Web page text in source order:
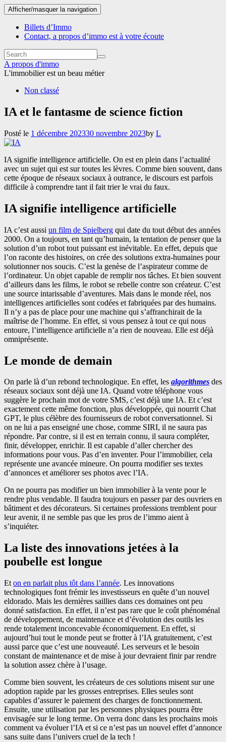
Afficher/masquer la navigation
Billets d’Immo
Contact, a propos d’immo est à votre écoute
A propos d'immo
L'immobilier est un beau métier
Non classé
IA et le fantasme de science fiction
Posté le 1 décembre 202330 novembre 2023by L
IA signifie intelligence artificielle. On est en plein dans l’actualité
avec un sujet qui est sur toutes les lèvres. Comme bien souvent, dans
cette époque de réseaux sociaux à outrance, le discours est parfois
difficile à comprendre tant il fait trier le vrai du faux.
IA signifie intelligence artificielle
IA c’est aussi un film de Spielberg qui date du tout début des années
2000. On a toujours, en tant qu’humain, la tentation de penser que la
solution d’un robot tout puissant est inévitable. En effet, depuis que
l’on raconte des histoires, on crée des solutions extra-humaines pour
solutionner nos soucis. C’est la genèse de l’aspirateur comme de
l’ordinateur. Un objet capable de remplir nos tâches. Et bien souvent
d’ailleurs dans les films, le robot se rebelle contre son créateur. C’est
une source intarissable d’aventures. Mais dans le monde réel, nos
intelligences artificielles sont codées et fabriquées par des humains.
Il n’y a pas de place pour une machine qui s’affranchirait de la
maîtrise de l’homme. En effet, si vous pensez à tout ce qui nous
entoure, l’intelligence artificielle n’a rien de nouveau. Elle est déjà
omniprésente.
Le monde de demain
On parle là d’un rebond technologique. En effet, les algorithmes des
réseaux sociaux sont déjà une IA. Quand votre téléphone vous
suggère le prochain mot de votre SMS, c’est déjà une IA. Et c’est
exactement cette même fonction, plus développée, qui nourrit Chat
GPT, le plus célèbre des fournisseurs de robot conversationnel. Si
on ne lui a pas enseigné une chose, comme SIRI, il ne saura pas
répondre. Par contre, si il est en terrain connu, il saura compléter,
finir, développer, enrichir. Il est capable d’aller chercher des
informations pour vous. Pas d’en inventer. Pour l’immobilier, cela
représente une avancée mineure. On pourra modifier ses textes
d’annonces et améliorer ses photos avec l’IA.
On ne pourra pas modifier un bien immobilier à la vente pour le
rendre plus vendable. Il faudra toujours en passer par des ouvriers en
bâtiment et des décorateurs. Si certaines professions tremblent pour
leur avenir, il ne semble pas que les pros de l’immo aient à
s’inquiéter.
La liste des innovations jetées à la
poubelle est longue
Et on en parlait plus tôt dans l’année. Les innovations
technologiques font frémir les investisseurs en quête d’un nouvel
eldorado. Mais les dernières saillies dans ces domaines ont peu
donné satisfaction. En effet, il n’est pas rare que le coût phénoménal
de développement, de maintenance et d’évolution des outils les
rende totalement inconcevable économiquement. En effet, si
aujourd’hui tout le monde peut se frotter à l’IA gratuitement, c’est
aussi parce que c’est une nouveauté. Les serveurs et le besoin
constant de maintenance et de mise à jour devraient finir par rendre
la solution assez chère à l’usage.
Comme bien souvent, les créateurs de ces solutions misent sur une
adoption rapide par les grosses entreprises. Elles seules sont
capables d’assurer le paiement des charges de fonctionnement.
Ensuite, une utilisation par les personnes physiques pourra être
envisagée sur le long terme. On verra donc dans les prochains mois
comment va évoluer l’IA et si ce n’est pas un nouvel effet d’annonce
sans suite dans l’univers cruel de la tech !